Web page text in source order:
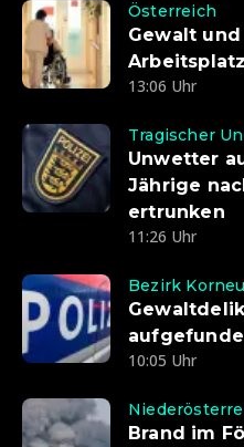
Österreich
Gewalt
13:06 Uhr
Tragischer
Unwetter
Jährige
ertrunken
11:26 Uhr
Bezirk
10:05 Uhr
Brand im